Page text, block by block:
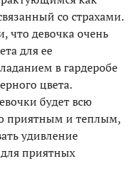
со страхами.
что девочка очень
для ее
в гардеробе
цвета.
будет всю
приятным и теплым,
удивление
приятных